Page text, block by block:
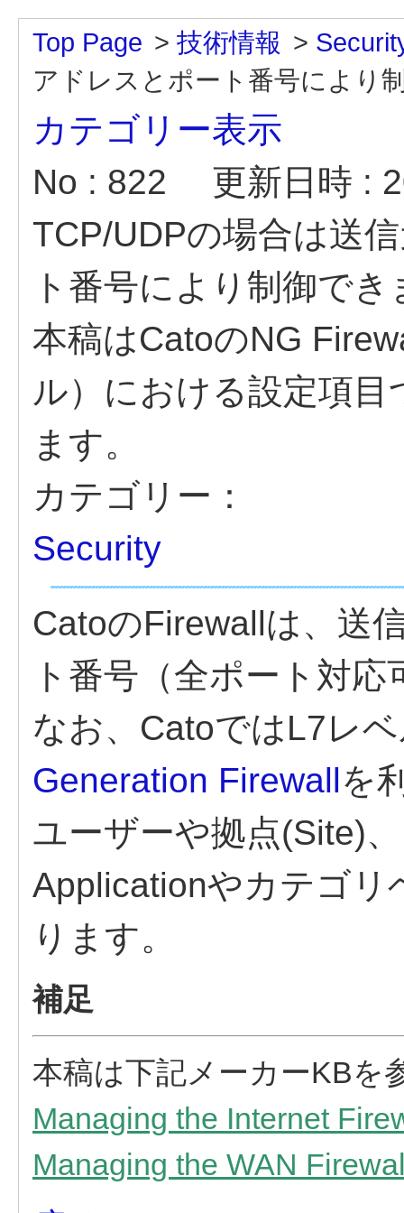
Top Page > 技術情報 >
アドレスとポート番号により
カテゴリー表示
No : 822
更新日時 :
TCP/UDPの場合は送
ト番号により制御でき
本稿はCatoのNG
ル）における設定項
ます。
カテゴリー：
Security
CatoのFirewallは、送
ト番号（全ポート対
なお、CatoではL7レ
Generation Firewallを
ユーザーや拠点(Site)
Applicationやカテゴリ
ります。
補足
本稿は下記メーカーKBを
Managing the Internet
Managing the WAN